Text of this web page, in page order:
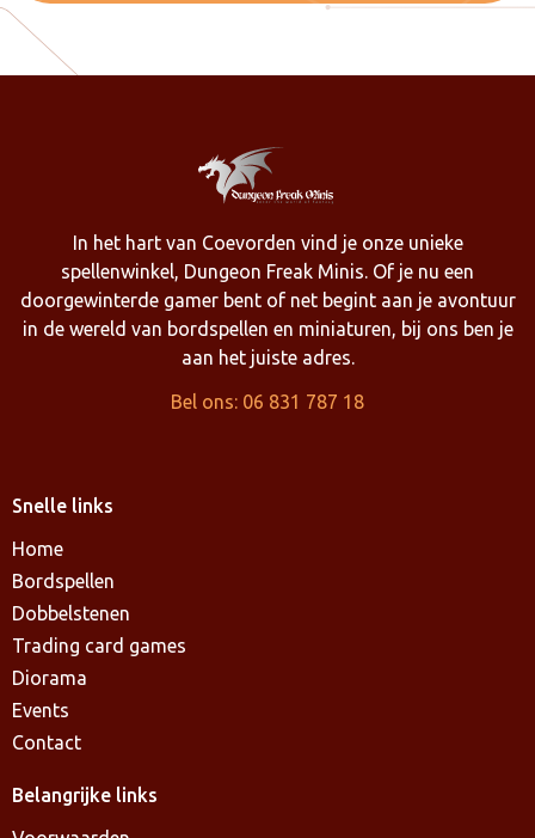
In het hart van Coevorden vind je onze unieke
spellenwinkel, Dungeon Freak Minis. Of je nu een
doorgewinterde gamer bent of net begint aan je avontuur
in de wereld van bordspellen en miniaturen, bij ons ben je
aan het juiste adres.
Bel ons: 06 831 787 18
Snelle links
Home
Bordspellen
Dobbelstenen
Trading card games
Diorama
Events
Contact
Belangrijke links